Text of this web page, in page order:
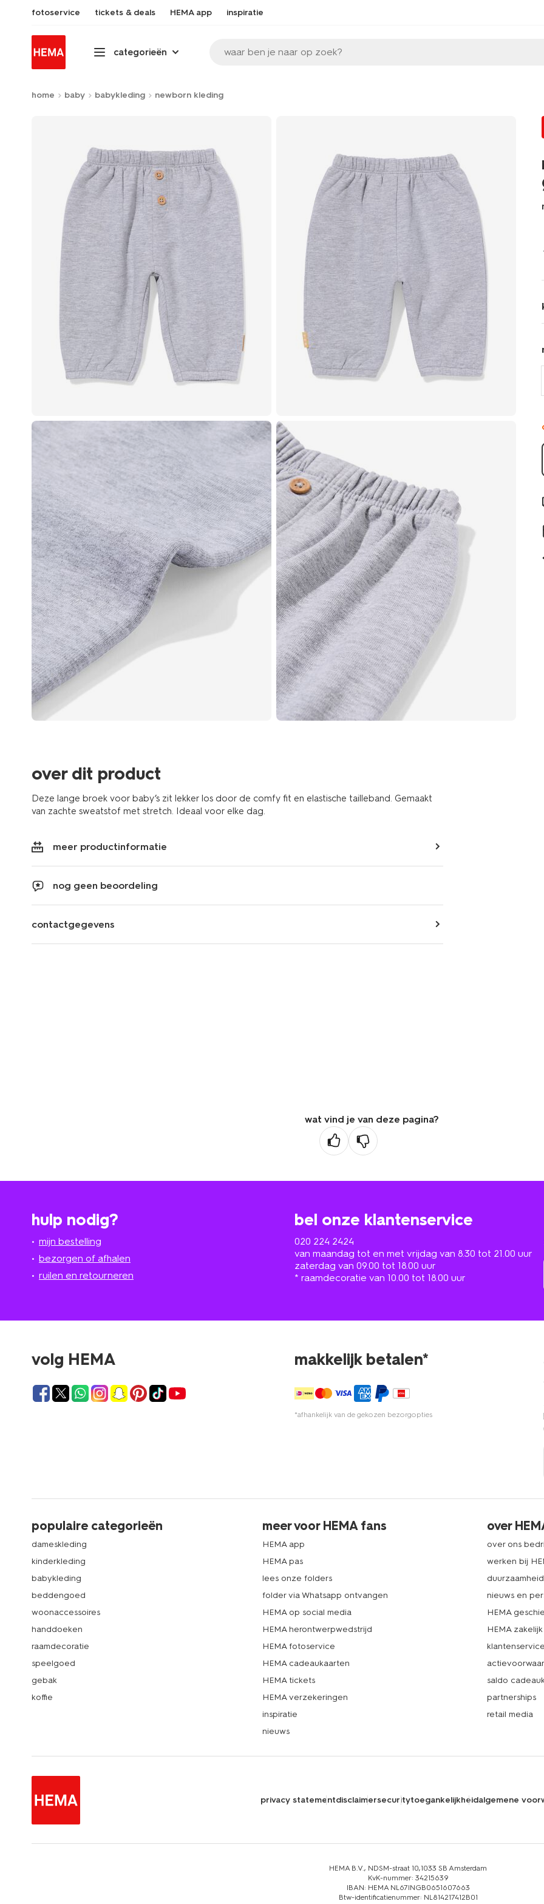
fotoservice tickets & deals HEMA app inspiratie
categorieën waar ben je naar op zoek?
home baby babykleding newborn kleding
over dit product
Deze lange broek voor baby’s zit lekker los door de comfy fit en elastische tailleband. Gemaakt
van zachte sweatstof met stretch. Ideaal voor elke dag.
meer productinformatie
nog geen beoordeling
contactgegevens
wat vind je van deze pagina?
hulp nodig?
mijn bestelling
bezorgen of afhalen
ruilen en retourneren
bel onze klantenservice
020 224 2424
van maandag tot en met vrijdag van 8.30 tot 21.00 uur
zaterdag van 09.00 tot 18.00 uur
* raamdecoratie van 10.00 tot 18.00 uur
volg HEMA makkelijk betalen*
*afhankelijk van de gekozen bezorgopties
populaire categorieën
dameskleding
kinderkleding
babykleding
beddengoed
woonaccessoires
handdoeken
raamdecoratie
speelgoed
gebak
koffie
meer voor HEMA fans
HEMA app
HEMA pas
lees onze folders
folder via Whatsapp ontvangen
HEMA op social media
HEMA herontwerpwedstrijd
HEMA fotoservice
HEMA cadeaukaarten
HEMA tickets
HEMA verzekeringen
inspiratie
nieuws
over
over ons
werken bij
duurzaamheid
nieuws en
HEMA
HEMA zakelijk
klantenservice
saldo
partnerships
retail media
privacy statementdisclaimersecuritytoegankelijkheidalgemene
HEMA B.V., NDSM-straat 10,1033 SB Amsterdam
KvK-nummer: 34215639
IBAN: HEMA NL67INGB0651607663
Btw-identificatienummer: NL814217412B01